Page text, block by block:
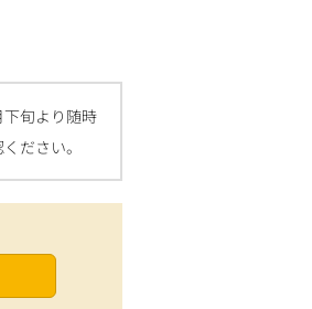
旬より随時
ださい。